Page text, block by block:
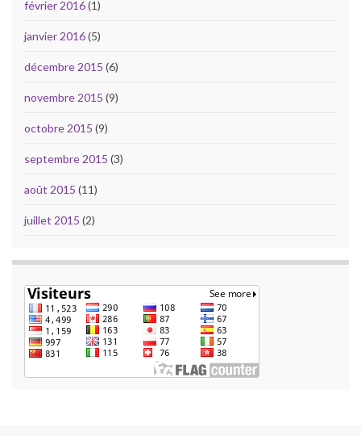
février 2016(1)
janvier 2016(5)
décembre 2015 (6)
novembre 2015 (9)
octobre 2015 (9)
septembre 2015 (3)
août 2015 (11)
juillet 2015 (2)